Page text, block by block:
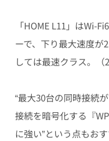
「HOME L11」はWi-
ーで、下り最大速度が
しては最速クラス。（
“最大30台の同時接続
接続を暗号化する『
に強い”という点もおす